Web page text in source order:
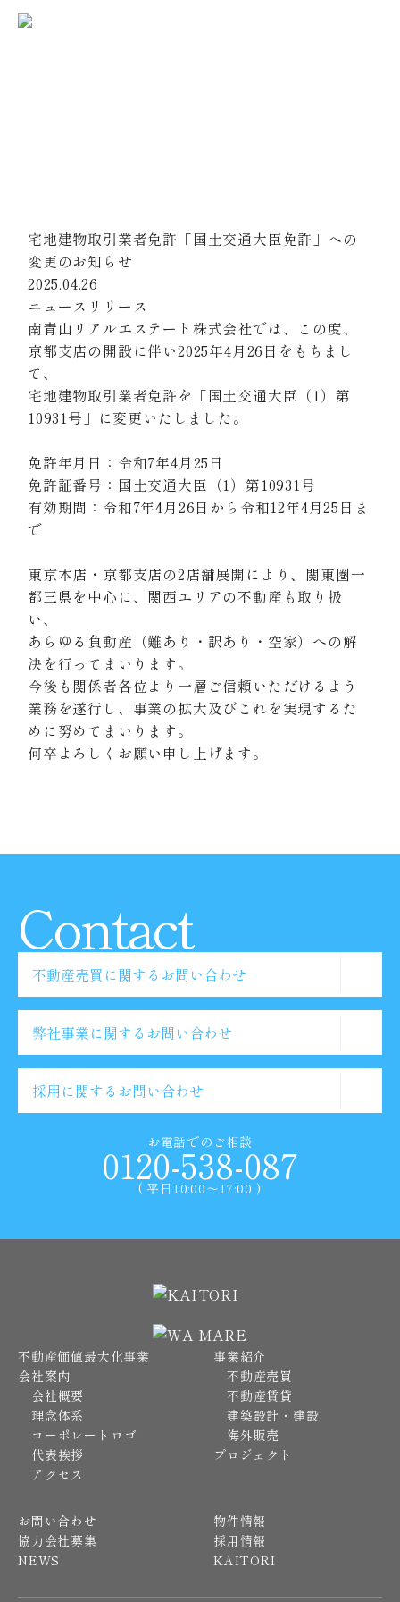
事業紹介
不動産売買
建築設計・建設
お問い合わせ
NEWS
プロジェクト
採用情報
KAITORI
宅地建物取引業者免許「国土交通大臣免許」への
変更のお知らせ
2025.04.26
ニュースリリース
南青山リアルエステート株式会社では、この度、
京都支店の開設に伴い2025年4月26日をもちまし
て、
宅地建物取引業者免許を「国土交通大臣（1）第
10931号」に変更いたしました。
免許年月日：令和7年4月25日
免許証番号：国土交通大臣（1）第10931号
有効期間：令和7年4月26日から令和12年4月25日ま
で
東京本店・京都支店の2店舗展開により、関東圏一
都三県を中心に、関西エリアの不動産も取り扱
い、
あらゆる負動産（難あり・訳あり・空家）への解
決を行ってまいります。
今後も関係者各位より一層ご信頼いただけるよう
業務を遂行し、事業の拡大及びこれを実現するた
めに努めてまいります。
何卒よろしくお願い申し上げます。
Contact
不動産売買に関するお問い合わせ
弊社事業に関するお問い合わせ
採用に関するお問い合わせ
お電話でのご相談
0120-538-087
( 平日10:00〜17:00 )
不動産価値最大化事業
会社案内
会社概要
理念体系
コーポレートロゴ
代表挨拶
アクセス
事業紹介
不動産売買
不動産賃貸
建築設計・建設
海外販売
プロジェクト
お問い合わせ
協力会社募集
NEWS
物件情報
採用情報
KAITORI